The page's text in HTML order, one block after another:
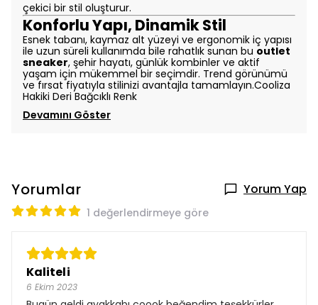
çekici bir stil oluşturur.
Konforlu Yapı, Dinamik Stil
Esnek tabanı, kaymaz alt yüzeyi ve ergonomik iç yapısı
ile uzun süreli kullanımda bile rahatlık sunan bu outlet
sneaker, şehir hayatı, günlük kombinler ve aktif
yaşam için mükemmel bir seçimdir. Trend görünümü
ve fırsat fiyatıyla stilinizi avantajla tamamlayın.Cooliza
Hakiki Deri Bağcıklı Renk
Devamını Göster
Yorumlar Yorum Yap
1 değerlendirmeye göre
Kaliteli
6 Ekim 2023